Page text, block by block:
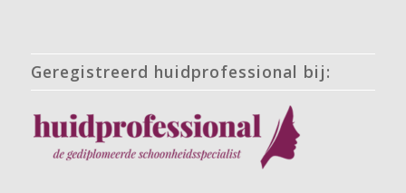
Geregistreerd huidprofessional bij: